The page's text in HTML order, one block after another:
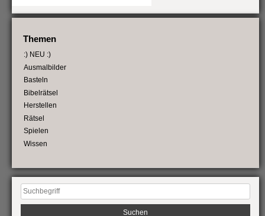
Themen
:) NEU :)
Ausmalbilder
Basteln
Bibelrätsel
Herstellen
Rätsel
Spielen
Wissen
Suchen
nach: